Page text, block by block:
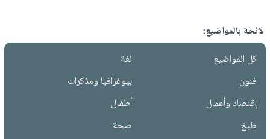
لائحة بالمواضيع:
كل المواضيع
لغة
فنون
بيوغرافيا ومذكرات
إقتصاد وأعمال
أطفال
طبخ
صحة